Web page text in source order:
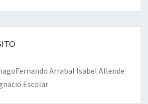
Fernando Arrabal Isabel Allende
Escolar